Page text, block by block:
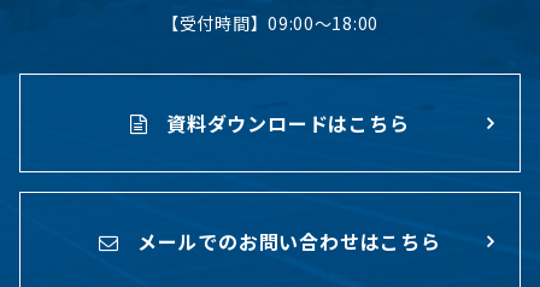
【受付時間】09:00〜18:00
資料ダウンロードはこちら
メールでのお問い合わせはこちら